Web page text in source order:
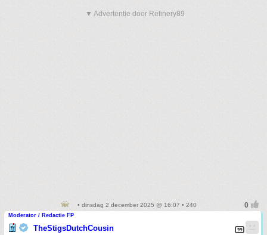
▼ Advertentie door Refinery89
• dinsdag 2 december 2025 @ 16:07 • 240
Moderator / Redactie FP
TheStigsDutchCousin